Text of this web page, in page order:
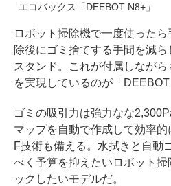
エコバックス「DEEBOT N8+」
ロボット掃除機で一度使った
除後にゴミ捨てする手間を減
スタンド。これが付属しなが
を実現しているのが「DEEBOT
ゴミの吸引力は強力なな
マップを自動で作成して効率
F技術も備える。水拭きと自動
べく予算を抑えたいロボット
ックしたいモデルだ。